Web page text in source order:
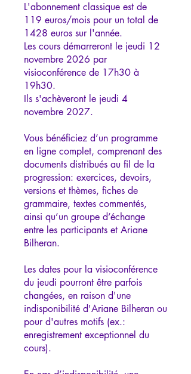
L'abonnement classique est de
119 euros/mois pour un total de
1428 euros sur l'année.
Les cours démarreront le jeudi 12
novembre 2026 par
visioconférence de 17h30 à
19h30.
Ils s'achèveront le jeudi 4
novembre 2027.
Vous bénéficiez d’un programme
en ligne complet, comprenant des
documents distribués au fil de la
progression: exercices, devoirs,
versions et thèmes, fiches de
grammaire, textes commentés,
ainsi qu’un groupe d’échange
entre les participants et Ariane
Bilheran.
Les dates pour la visioconférence
du jeudi pourront être parfois
changées, en raison d'une
indisponibilité d'Ariane Bilheran ou
pour d'autres motifs (ex.:
enregistrement exceptionnel du
cours).